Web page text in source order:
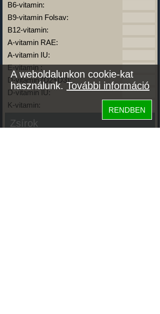
B6-vitamin:
B9-vitamin Folsav:
B12-vitamin:
A-vitamin RAE:
A-vitamin IU:
E-vitamin :
D-vitamin (D2+D3):
D-vitamin IU:
K-vitamin:
Zsírok
A weboldalunkon cookie-kat
használunk.További információ
RENDBEN